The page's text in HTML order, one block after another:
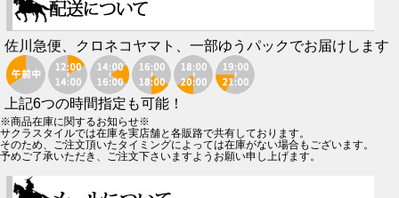
佐川急便、クロネコヤマト、一部ゆうパックでお届けします
上記6つの時間指定も可能！
※商品在庫に関するお知らせ※
サクラスタイルでは在庫を実店舗と各販路で共有しております。
そのため、ご注文頂いたタイミングによっては在庫がない場合もございます。
予めご了承いただき、ご注文下さいますようお願い申し上げます。